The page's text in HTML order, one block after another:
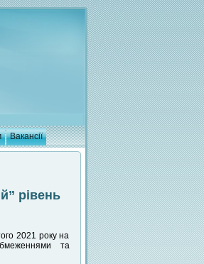
Вакансії
рівень
2021 року на
та